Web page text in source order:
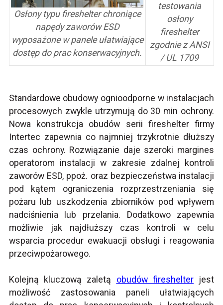
Osłony typu fireshelter chroniące
napędy zaworów ESD
wyposażone w panele ułatwiające
dostęp do prac konserwacyjnych.
testowania
osłony
fireshelter
zgodnie z ANSI
/ UL 1709
Standardowe obudowy ognioodporne w instalacjach
procesowych zwykle utrzymują do 30 min ochrony.
Nowa konstrukcja obudów serii fireshelter firmy
Intertec zapewnia co najmniej trzykrotnie dłuższy
czas ochrony. Rozwiązanie daje szeroki margines
operatorom instalacji w zakresie zdalnej kontroli
zaworów ESD, ppoż. oraz bezpieczeństwa instalacji
pod kątem ograniczenia rozprzestrzeniania się
pożaru lub uszkodzenia zbiorników pod wpływem
nadciśnienia lub przelania. Dodatkowo zapewnia
możliwie jak najdłuższy czas kontroli w celu
wsparcia procedur ewakuacji obsługi i reagowania
przeciwpożarowego.
Kolejną kluczową zaletą obudów fireshelterjest
możliwość zastosowania paneli ułatwiających